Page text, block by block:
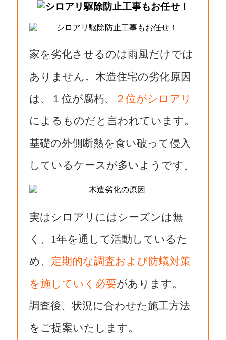
家を劣化させるのは雨風だけでは
ありません。木造住宅の劣化原因
は、１位が腐朽、
２位がシロアリ
によるものだと言われています。
基礎の外側断熱を食い破って侵入
しているケースが多いようです。
実はシロアリにはシーズンは無
く、1年を通して活動しているた
め、 定期的な調査および防蟻対策
を施していく必要があります。
調査後、状況に合わせた施工方法
をご提案いたします。